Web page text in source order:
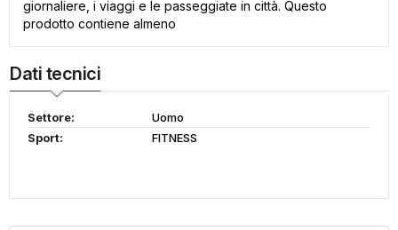
giornaliere, i viaggi e le passeggiate in città. Questo
prodotto contiene almeno
Dati tecnici
Settore:
Uomo
Sport:
FITNESS